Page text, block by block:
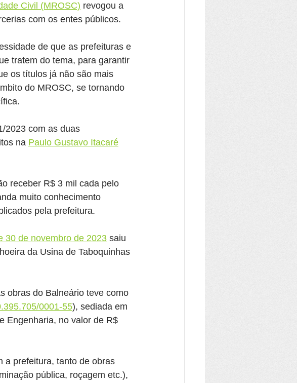
Civil (MROSC) revogou a
com os entes públicos.
de que as prefeituras e
tratem do tema, para garantir
os títulos já não são mais
do MROSC, se tornando
2023 com as duas
na Paulo Gustavo Itacaré
receber R$ 3 mil cada pelo
muito conhecimento
pela prefeitura.
30 de novembro de 2023 saiu
da Usina de Taboquinhas
obras do Balneário teve como
0001-55), sediada em
Engenharia, no valor de R$
a prefeitura, tanto de obras
pública, roçagem etc.),